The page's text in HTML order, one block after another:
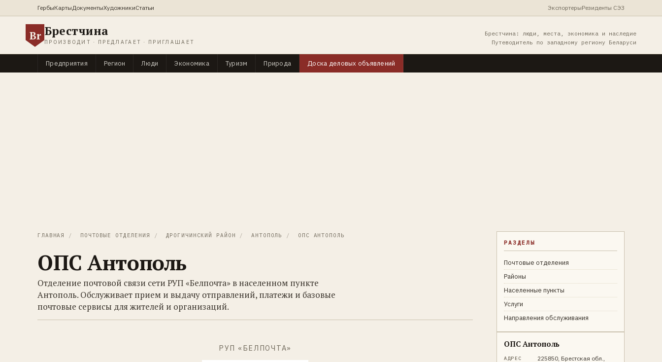
ГербыКартыДокументыХудожникиСтатьи ЭкспортерыРезиденты СЭЗ
Br Брестчина
ПРОИЗВОДИТ · ПРЕДЛАГАЕТ · ПРИГЛАШАЕТ
Брестчина: люди, места, экономика и наследие
Путеводитель по западному региону Беларуси
Предприятия Регион Люди Экономика Туризм Природа Доска деловых объявлений
ГЛАВНАЯ / ПОЧТОВЫЕ ОТДЕЛЕНИЯ / ДРОГИЧИНСКИЙ РАЙОН / АНТОПОЛЬ / ОПС АНТОПОЛЬ
ОПС Антополь
Отделение почтовой связи сети РУП «Белпочта» в населенном пункте
Антополь. Обслуживает прием и выдачу отправлений, платежи и базовые
почтовые сервисы для жителей и организаций.
РУП «БЕЛПОЧТА»
РАЗДЕЛЫ
Почтовые отделения
Районы
Населенные пункты
Услуги
Направления обслуживания
ОПС Антополь
АДРЕС
225850, Брестская обл.,